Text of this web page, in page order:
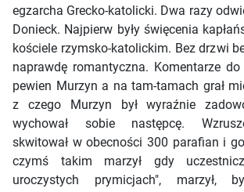
egzarcha Grecko-katolicki. Dwa razy
Donieck. Najpierw były święcenia
kościele rzymsko-katolickim. Bez drzwi
naprawdę romantyczna. Komentarze
pewien Murzyn a na tam-tamach grał
z czego Murzyn był wyraźnie
wychował sobie następcę.
skwitował w obecności 300 parafian i
czymś takim marzył gdy
uroczystych prymicjach", marzył,